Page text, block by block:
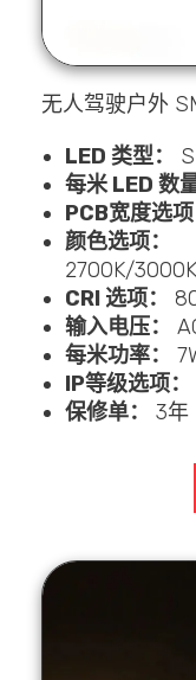
无人驾驶户外
LED 类型：
每米 LED 数
PCB宽度选项
颜色选项：
2700K/
CRI 选项：
输入电压：
每米功率：
IP等级选项：
保修单：
3年